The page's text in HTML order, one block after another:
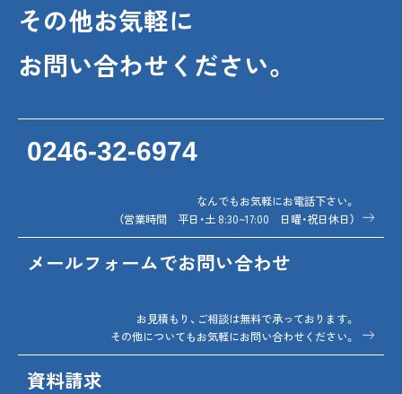
その他お気軽に
お問い合わせください。
0246-32-6974
なんでもお気軽にお電話下さい。
（営業時間 平日・土 8:30~17:00 日曜・祝日休日）
メールフォームでお問い合わせ
お見積もり、ご相談は無料で承っております。
その他についてもお気軽にお問い合わせください。
資料請求